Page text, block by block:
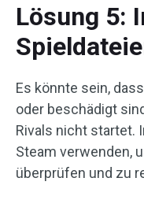
Lösung 5:
Es könnte sein,
oder beschädigt
Rivals nicht startet.
Steam verwenden,
überprüfen und zu